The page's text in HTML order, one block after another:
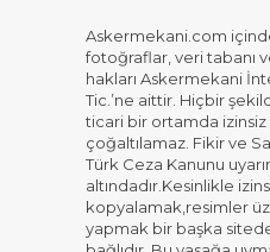
Askermekani.com
fotoğraflar, veri tabanı
hakları Askermekani
Tic.’ne aittir. Hiçbir
ticari bir ortamda izinsiz
çoğaltılamaz. Fikir ve
Türk Ceza Kanunu
altındadır.Kesinlikle
kopyalamak,resimler
yapmak bir başka